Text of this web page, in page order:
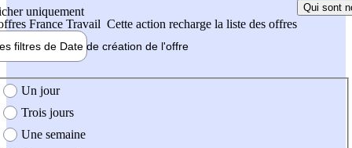
uniquement
France Travail Cette action recharge la liste des offres
Qui sont
filtres de Date de création de l'offre
création de l'offre
Un jour
Trois jours
Une semaine